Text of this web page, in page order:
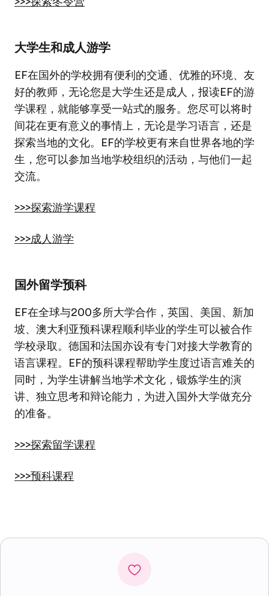
大学生和成人游学
EF在国外的学校拥有便利的交通、优雅的环境、友
好的教师，无论您是大学生还是成人，报读EF的游
学课程，就能够享受一站式的服务。您尽可以将时
间花在更有意义的事情上，无论是学习语言，还是
探索当地的文化。EF的学校更有来自世界各地的学
生，您可以参加当地学校组织的活动，与他们一起
交流。
>>>探索游学课程
>>>成人游学
国外留学预科
EF在全球与200多所大学合作，英国、美国、新加
坡、澳大利亚预科课程顺利毕业的学生可以被合作
学校录取。德国和法国亦设有专门对接大学教育的
语言课程。EF的预科课程帮助学生度过语言难关的
同时，为学生讲解当地学术文化，锻炼学生的演
讲、独立思考和辩论能力，为进入国外大学做充分
的准备。
>>>探索留学课程
>>>预科课程